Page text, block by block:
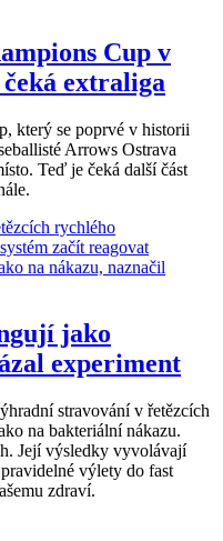
Cup v
extraliga
který se poprvé v historii
Arrows Ostrava
Teď je čeká další část
jako
experiment
stravování v řetězcích
na bakteriální nákazu.
Její výsledky vyvolávají
výlety do fast
zdraví.